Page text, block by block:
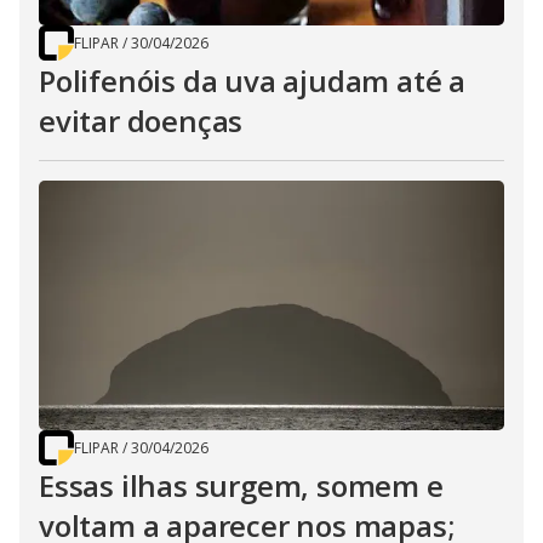
FLIPAR/30/04/2026
Polifenóis da uva ajudam até a
evitar doenças
FLIPAR/30/04/2026
Essas ilhas surgem, somem e
voltam a aparecer nos mapas;